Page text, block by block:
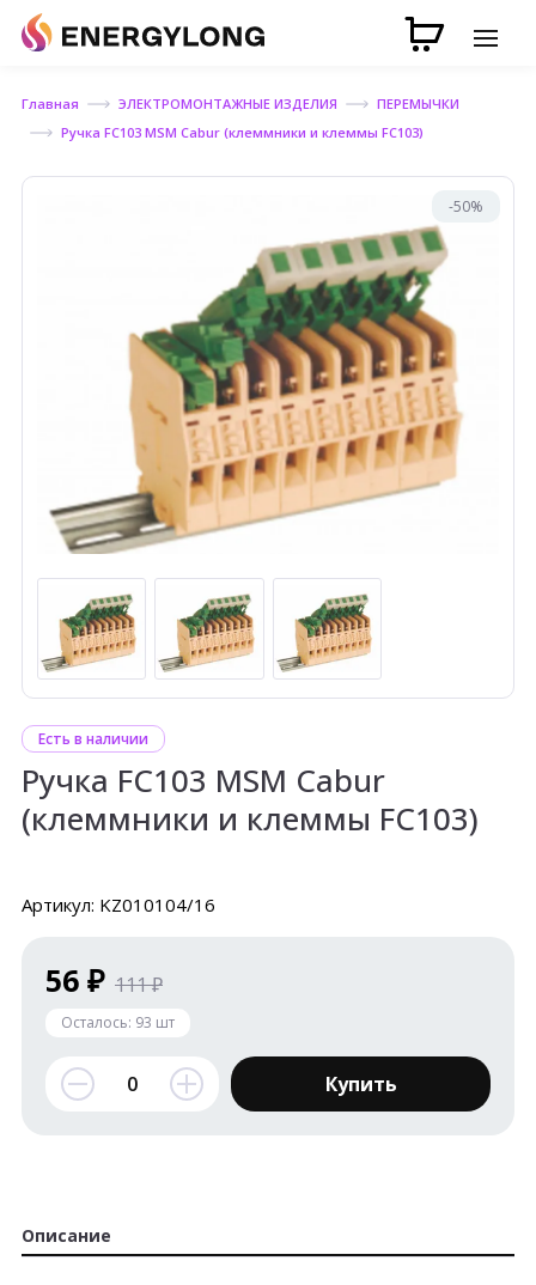
Главная ЭЛЕКТРОМОНТАЖНЫЕ ИЗДЕЛИЯ
ПЕРЕМЫЧКИ
Ручка FC103 MSM Cabur (клеммники и клеммы FC103)
-50%
Есть в наличии
Ручка FC103 MSM Cabur
(клеммники и клеммы FC103)
Артикул: KZ010104/16
56 ₽ 111 ₽
Осталось: 93 шт
Купить
Описание